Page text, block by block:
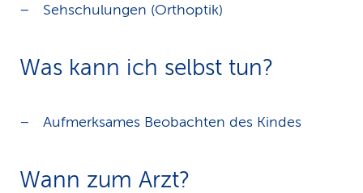
Sehschulungen (Orthoptik)
Was kann ich selbst tun?
Aufmerksames Beobachten des Kindes
Wann zum Arzt?